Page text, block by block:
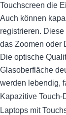
Touchscreen die
Auch können
registrieren.
das Zoomen oder
Die optische
Glasoberfläche
werden lebendig,
Kapazitive
Laptops mit